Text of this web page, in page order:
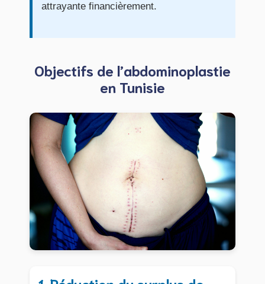
attrayante financièrement.
Objectifs de l’abdominoplastie
en Tunisie